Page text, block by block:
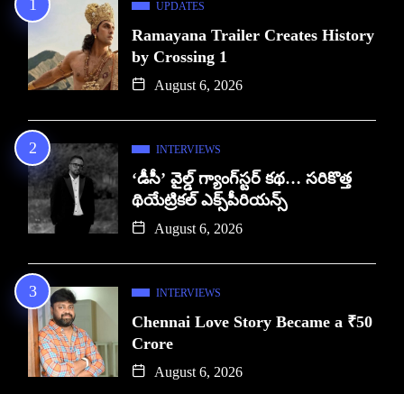
UPDATES
Ramayana Trailer Creates History
by Crossing 1
August 6, 2026
INTERVIEWS
‘డీసీ’ వైల్డ్ గ్యాంగ్‌స్టర్ కథ… సరికొత్త
థియేట్రికల్ ఎక్స్‌పీరియన్స్
August 6, 2026
INTERVIEWS
Chennai Love Story Became a ₹50
Crore
August 6, 2026